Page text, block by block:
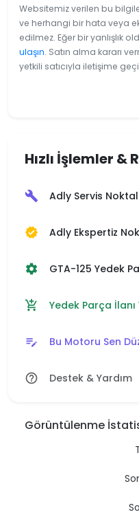
Websitemiz verilen bu
ve herhangi bir hata veya
edilmez. Eğer bir yanlışlık
ulaşın. Satın alma kararı
yetkili satıcıyla iletişime
Hızlı İşlemler &
build Adly Servis
verified Adly Ekspertiz
settings GTA-125 Yedek
add_shopping_cart Yedek Parça İlanı
edit_note Bu Motoru Sen
help_outline Destek & Yardım
Görüntülenme